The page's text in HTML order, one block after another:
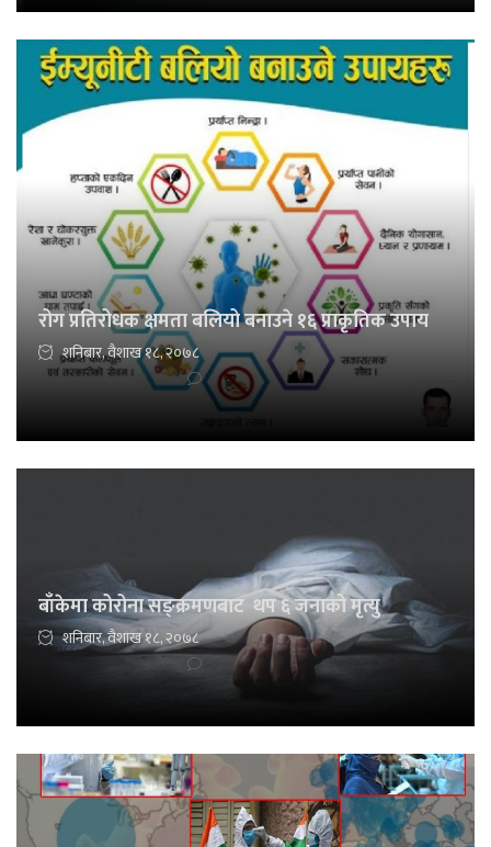
रोग प्रतिरोधक क्षमता बलियो बनाउने १६ प्राकृतिक उपाय
शनिबार, वैशाख १८, २०७८
बाँकेमा कोरोना सङ्क्रमणबाट थप ६ जनाको मृत्यु
शनिबार, वैशाख १८, २०७८